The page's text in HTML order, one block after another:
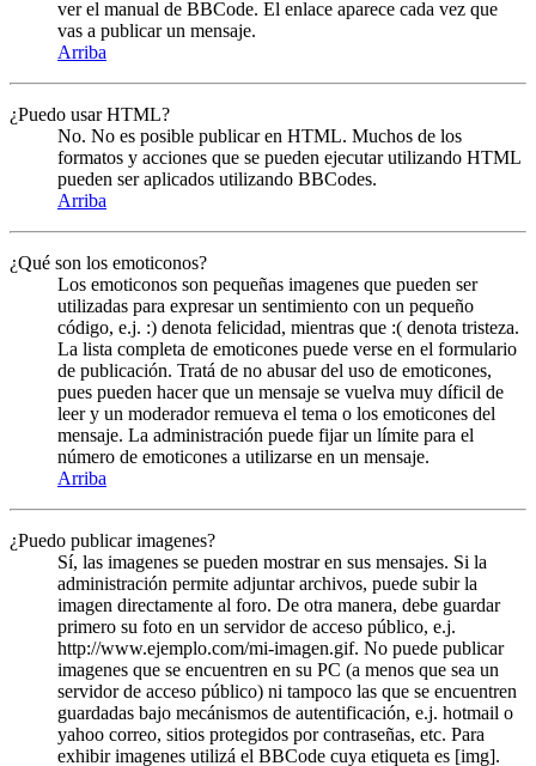
ver el manual de BBCode. El enlace aparece cada vez que
vas a publicar un mensaje.
Arriba
¿Puedo usar HTML?
No. No es posible publicar en HTML. Muchos de los
formatos y acciones que se pueden ejecutar utilizando HTML
pueden ser aplicados utilizando BBCodes.
Arriba
¿Qué son los emoticonos?
Los emoticonos son pequeñas imagenes que pueden ser
utilizadas para expresar un sentimiento con un pequeño
código, e.j. :) denota felicidad, mientras que :( denota tristeza.
La lista completa de emoticones puede verse en el formulario
de publicación. Tratá de no abusar del uso de emoticones,
pues pueden hacer que un mensaje se vuelva muy díficil de
leer y un moderador remueva el tema o los emoticones del
mensaje. La administración puede fijar un límite para el
número de emoticones a utilizarse en un mensaje.
Arriba
¿Puedo publicar imagenes?
Sí, las imagenes se pueden mostrar en sus mensajes. Si la
administración permite adjuntar archivos, puede subir la
imagen directamente al foro. De otra manera, debe guardar
primero su foto en un servidor de acceso público, e.j.
http://www.ejemplo.com/mi-imagen.gif. No puede publicar
imagenes que se encuentren en su PC (a menos que sea un
servidor de acceso público) ni tampoco las que se encuentren
guardadas bajo mecánismos de autentificación, e.j. hotmail o
yahoo correo, sitios protegidos por contraseñas, etc. Para
exhibir imagenes utilizá el BBCode cuya etiqueta es [img].